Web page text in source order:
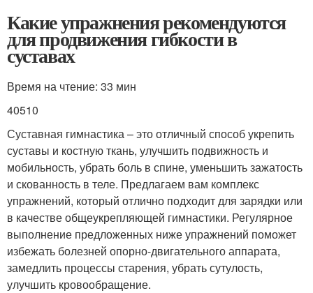
Какие упражнения рекомендуются
для продвижения гибкости в
суставах
Время на чтение: 33 мин
40510
Суставная гимнастика – это отличный способ укрепить
суставы и костную ткань, улучшить подвижность и
мобильность, убрать боль в спине, уменьшить зажатость
и скованность в теле. Предлагаем вам комплекс
упражнений, который отлично подходит для зарядки или
в качестве общеукрепляющей гимнастики. Регулярное
выполнение предложенных ниже упражнений поможет
избежать болезней опорно-двигательного аппарата,
замедлить процессы старения, убрать сутулость,
улучшить кровообращение.